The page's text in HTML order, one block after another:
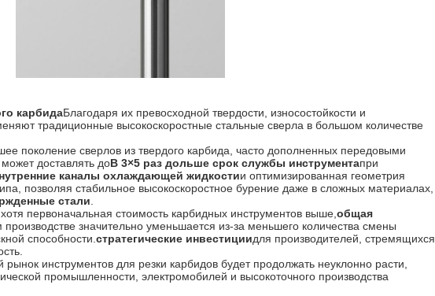
карбидаБлагодаря их превосходной твердости, износостойкости и
традиционные высокоскоростные стальные сверла в большом количестве
поколение сверлов из твердого карбида, часто дополненных передовыми
, может доставлять доВ 3×5 раз дольше срок службы инструментапри
каналы охлаждающей жидкостии оптимизированная геометрия
позволяя стабильное высокоскоростное бурение даже в сложных материалах,
стали
первоначальная стоимость карбидных инструментов выше, общая
производстве значительно уменьшается из-за меньшего количества смены
способности. стратегические инвестициидля производителей, стремящихся
инструментов для резки карбидов будет продолжать неуклонно расти,
промышленности, электромобилей и высокоточного производства